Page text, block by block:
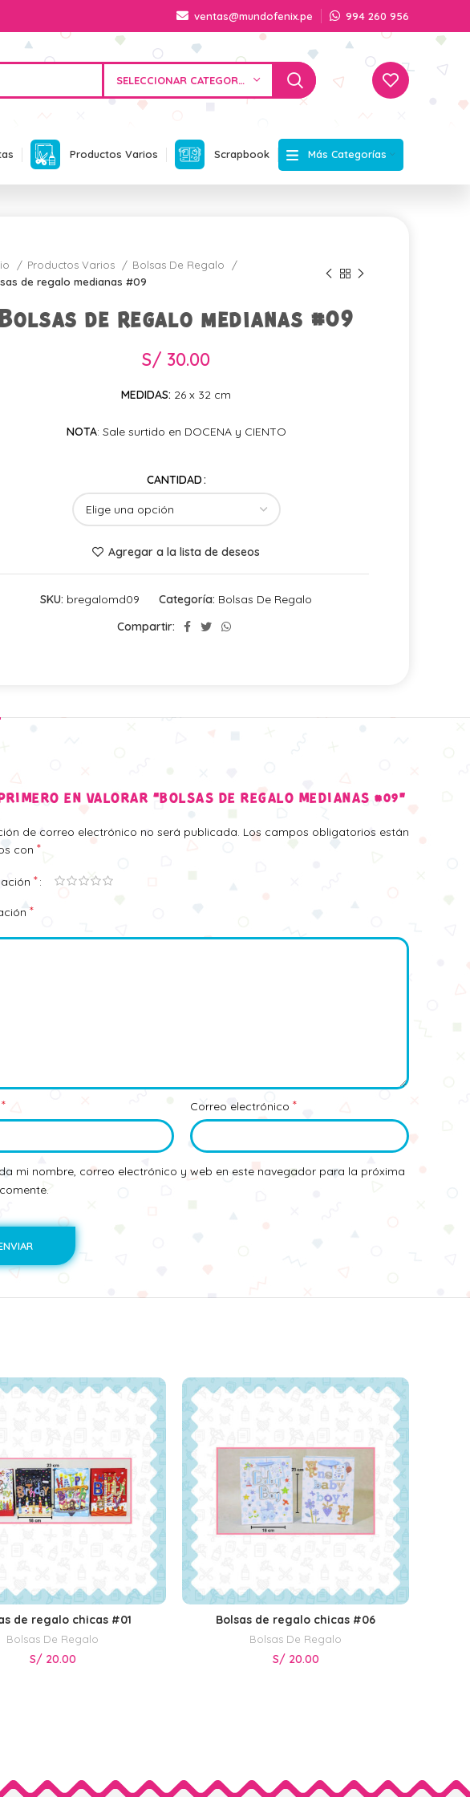
ventas@mundofenix.pe 994 260 956
SELECCIONAR CATEGORÍA
Productos Varios Scrapbook Más Categorías
Productos Varios
Bolsas De Regalo
de regalo medianas #09
de regalo medianas #09
S/ 30.00
MEDIDAS: 26 x 32 cm
NOTA: Sale surtido en DOCENA y CIENTO
CANTIDAD
Agregar a la lista de deseos
SKU: bregalomd09 Categoría: Bolsas De Regalo
Compartir:
EN VALORAR “BOLSAS DE REGALO MEDIANAS #09”
de correo electrónico no será publicada. Los campos obligatorios están
con *
*
*
* Correo electrónico *
mi nombre, correo electrónico y web en este navegador para la próxima
OPCIONES
de regalo chicas #01
Bolsas De Regalo
S/ 20.00
SELECCIONAR OPCIONES
Bolsas de regalo chicas #06
Bolsas De Regalo
S/ 20.00